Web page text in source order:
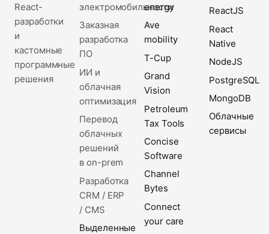
React-
разработки
и
кастомные
программные
решения
электромобильности
Заказная
разработка
ПО
ИИ и
облачная
оптимизация
Перевод
облачных
решений
в on-prem
Разработка
CRM / ERP
/ CMS
Выделенные
energy
Ave
mobility
T-Cup
Grand
Vision
Petroleum
Tax Tools
Concise
Software
Channel
Bytes
Connect
your care
ReactJS
React
Native
NodeJS
PostgreSQL
MongoDB
Облачные
сервисы